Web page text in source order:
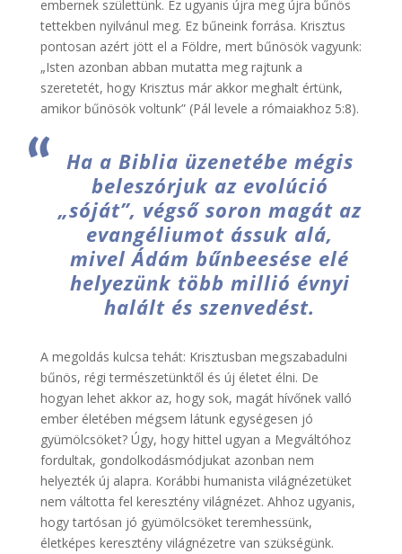
embernek születtünk. Ez ugyanis újra meg újra bűnös
tettekben nyilvánul meg. Ez bűneink forrása. Krisztus
pontosan azért jött el a Földre, mert bűnösök vagyunk:
„Isten azonban abban mutatta meg rajtunk a
szeretetét, hogy Krisztus már akkor meghalt értünk,
amikor bűnösök voltunk” (Pál levele a rómaiakhoz 5:8).
Ha a Biblia üzenetébe mégis
beleszórjuk az evolúció
„sóját”, végső soron magát az
evangéliumot ássuk alá,
mivel Ádám bűnbeesése elé
helyezünk több millió évnyi
halált és szenvedést.
A megoldás kulcsa tehát: Krisztusban megszabadulni
bűnös, régi természetünktől és új életet élni. De
hogyan lehet akkor az, hogy sok, magát hívőnek valló
ember életében mégsem látunk egységesen jó
gyümölcsöket? Úgy, hogy hittel ugyan a Megváltóhoz
fordultak, gondolkodásmódjukat azonban nem
helyezték új alapra. Korábbi humanista világnézetüket
nem váltotta fel keresztény világnézet. Ahhoz ugyanis,
hogy tartósan jó gyümölcsöket teremhessünk,
életképes keresztény világnézetre van szükségünk.